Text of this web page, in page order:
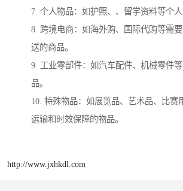
7. 个人物品：如护照、、留学资料等个人
8. 跨境电商：如海外购、国际代购等需
送的商品。
9. 工业零部件：如汽车配件、机械零件
品。
10. 特殊物品：如展览品、艺术品、比赛
运输和时效保障的物品。
http://www.jxhkdl.com